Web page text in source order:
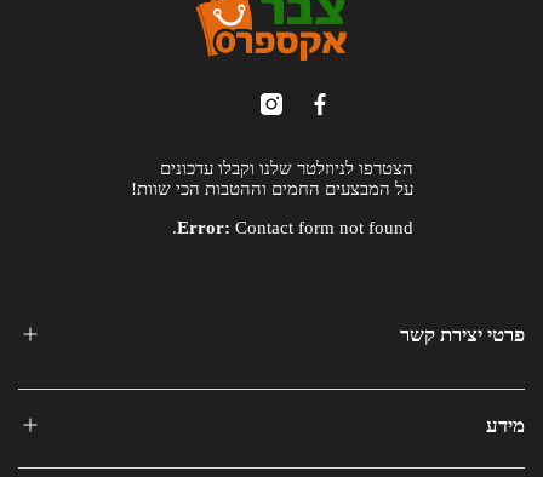
הצטרפו לניוזלטר שלנו וקבלו עדכונים
על המבצעים החמים וההטבות הכי שוות!
Error: Contact form not found.
פרטי יצירת קשר
מידע